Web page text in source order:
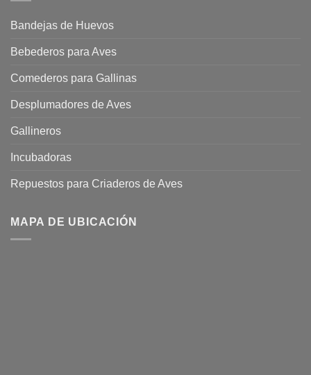
Bandejas de Huevos
Bebederos para Aves
Comederos para Gallinas
Desplumadores de Aves
Gallineros
Incubadoras
Repuestos para Criaderos de Aves
MAPA DE UBICACIÓN